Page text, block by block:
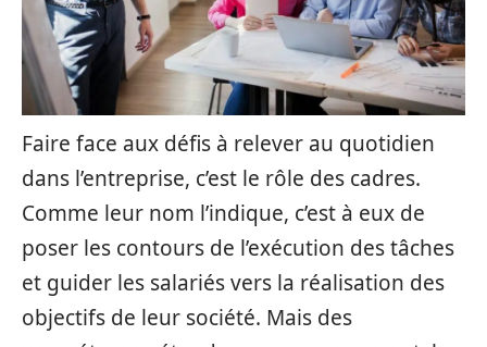
Faire face aux défis à relever au quotidien
dans l’entreprise, c’est le rôle des cadres.
Comme leur nom l’indique, c’est à eux de
poser les contours de l’exécution des tâches
et guider les salariés vers la réalisation des
objectifs de leur société. Mais des